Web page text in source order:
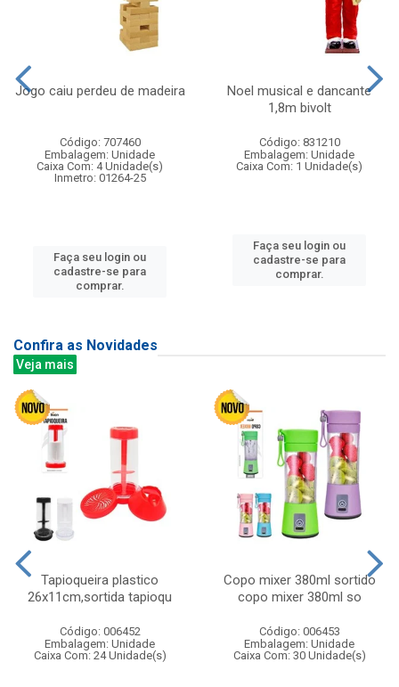
Jogo caiu perdeu de madeira
Código: 707460
Embalagem: Unidade
Caixa Com: 4 Unidade(s)
Inmetro: 01264-25
Faça seu login ou
cadastre-se para
comprar.
Noel musical e dancante
1,8m bivolt
Código: 831210
Embalagem: Unidade
Caixa Com: 1 Unidade(s)
Faça seu login ou
cadastre-se para
comprar.
Confira as Novidades
Veja mais
Tapioqueira plastico
26x11cm,sortida tapioqu
Código: 006452
Embalagem: Unidade
Caixa Com: 24 Unidade(s)
Copo mixer 380ml sortido
copo mixer 380ml so
Código: 006453
Embalagem: Unidade
Caixa Com: 30 Unidade(s)